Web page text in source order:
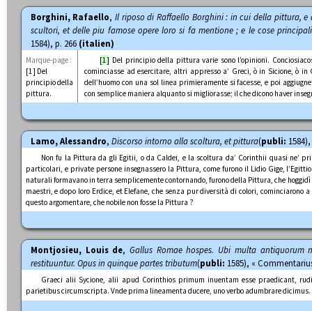
Borghini, Rafaello,Il riposo di Raffaello Borghini : in cui della pittura,
scultori, et delle piu famose opere loro si fa mentione ; e le cose
1584), p. 266 (italien)
Marque-page :
[1] Del
principio della
pittura.
[1] Del principio della pittura varie sono l’opinioni.
cominciasse ad esercitare, altri appresso a’ Greci, ò in Sicione, ò in
dell’huomo con una sol linea primieramente si facesse, e poi
con semplice maniera alquanto si migliorasse; il che dicono haver
Lamo, Alessandro, Discorso intorno alla scoltura, et pittura(publi:
Non fu la Pittura da gli Egitii, o da Caldei, e la scoltura da’ Corinthii quasi ne’
particolari, e private persone insegnassero la Pittura, come furono il Lidio Gige,
naturali formavano in terra semplicemente contornando, furono della Pittura, che
maestri, e dopo loro Erdice, et Elefane, che senza pur diversità di colori,
questo argomentare, che nobile non fosse la Pittura ?
Montjosieu, Louis de, Gallus Romae hospes. Ubi multa antiquorum
restituuntur. Opus in quinque partes tributum(publi: 1585), «
Graeci alii Sycione, alii apud Corinthios primum inuentam esse praedicant,
parietibus circumscripta. Vnde prima lineamenta ducere, uno verbo adumbrare dicimus.